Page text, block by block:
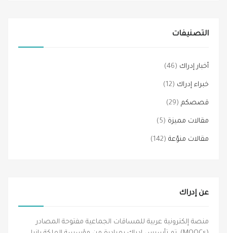
التصنيفات
أخبار إدراك (46)
خبراء إدراك (12)
قصصكم (29)
مقالات مميزة (5)
مقالات منوّعة (142)
عن إدراك
منصة إلكترونية عربية للمساقات الجماعية مفتوحة المصادر